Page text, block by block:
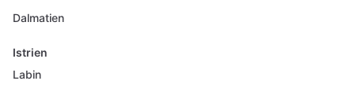
Dalmatien
Istrien
Labin